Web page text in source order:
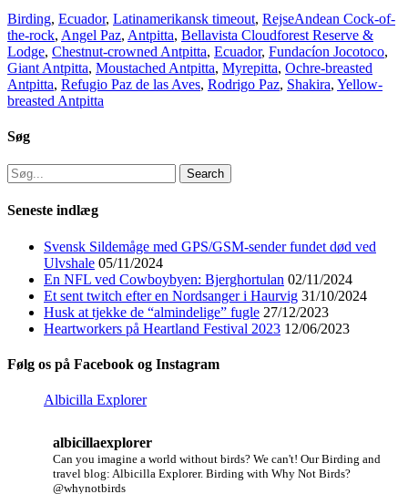
Categories
Birding, Ecuador, Latinamerikansk timeout, RejseTags
Andean Cock-of-
the-rock, Angel Paz, Antpitta, Bellavista Cloudforest Reserve &
Lodge, Chestnut-crowned Antpitta, Ecuador, Fundacíon Jocotoco,
Giant Antpitta, Moustached Antpitta, Myrepitta, Ochre-breasted
Antpitta, Refugio Paz de las Aves, Rodrigo Paz, Shakira, Yellow-
breasted Antpitta
Søg
Search
for:
Seneste indlæg
Svensk Sildemåge med GPS/GSM-sender fundet død ved
Ulvshale 05/11/2024
En NFL ved Cowboybyen: Bjerghortulan 02/11/2024
Et sent twitch efter en Nordsanger i Haurvig 31/10/2024
Husk at tjekke de “almindelige” fugle 27/12/2023
Heartworkers på Heartland Festival 2023 12/06/2023
Følg os på Facebook og Instagram
Albicilla Explorer
albicillaexplorer
Can you imagine a world without birds? We can't! Our Birding and
travel blog: Albicilla Explorer. Birding with Why Not Birds?
@whynotbirds